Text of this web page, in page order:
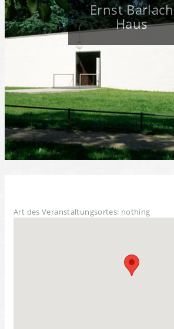
Ernst Barlach
Haus
Art des Veranstaltungsortes: nothing